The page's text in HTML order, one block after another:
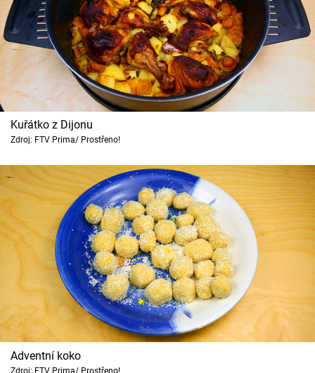
Kuřátko z Dijonu
Zdroj: FTV Prima/ Prostřeno!
Adventní koko
Zdroj: FTV Prima/ Prostřeno!